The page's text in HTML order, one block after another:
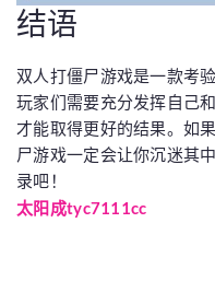
结语
双人打僵尸游戏是一款考
玩家们需要充分发挥自己
才能取得更好的结果。如
尸游戏一定会让你沉迷其
录吧！
太阳成tyc7111cc